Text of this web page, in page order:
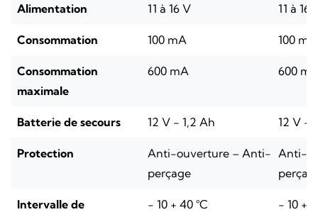
Alimentation 11 à 16 V 11 à 16
Consommation 100 mA 100 mA
Consommation
maximale
600 mA 600
Batterie de secours 12 V - 1,2 Ah 12 V -
Protection
Anti-ouverture – Anti-
perçage
Anti-
Intervalle de
- 10 + 40 °C - 10 +